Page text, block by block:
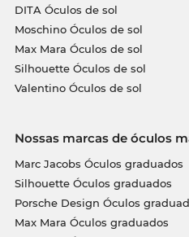
DITA Óculos de sol
Moschino Óculos de sol
Max Mara Óculos de sol
Silhouette Óculos de sol
Valentino Óculos de sol
Nossas marcas de óculos
Marc Jacobs Óculos graduados
Silhouette Óculos graduados
Porsche Design Óculos
Max Mara Óculos graduados